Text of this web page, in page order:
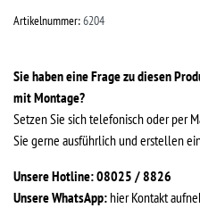
Artikelnummer:6204
Sie haben eine Frage zu diesen
mit Montage?
Setzen Sie sich telefonisch oder per
Sie gerne ausführlich und erstellen
Unsere Hotline: 08025 / 8826
Unsere WhatsApp: hier Kontakt